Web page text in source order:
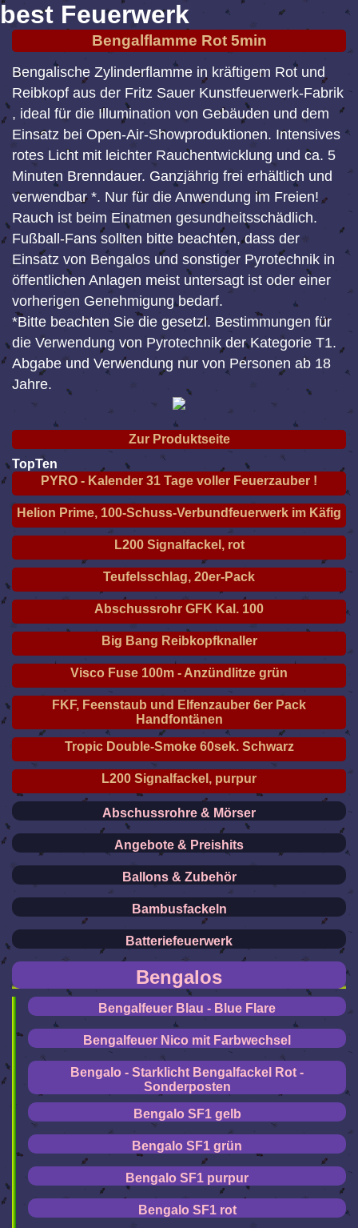
best Feuerwerk
Bengalflamme Rot 5min
Bengalische Zylinderflamme in kräftigem Rot und
Reibkopf aus der Fritz Sauer Kunstfeuerwerk-Fabrik
, ideal für die Illumination von Gebäuden und dem
Einsatz bei Open-Air-Showproduktionen. Intensives
rotes Licht mit leichter Rauchentwicklung und ca. 5
Minuten Brenndauer. Ganzjährig frei erhältlich und
verwendbar *. Nur für die Anwendung im Freien!
Rauch ist beim Einatmen gesundheitsschädlich.
Fußball-Fans sollten bitte beachten, dass der
Einsatz von Bengalos und sonstiger Pyrotechnik in
öffentlichen Anlagen meist untersagt ist oder einer
vorherigen Genehmigung bedarf.
*Bitte beachten Sie die gesetzl. Bestimmungen für
die Verwendung von Pyrotechnik der Kategorie T1.
Abgabe und Verwendung nur von Personen ab 18
Jahre.
Zur Produktseite
TopTen
PYRO - Kalender 31 Tage voller Feuerzauber !
Helion Prime, 100-Schuss-Verbundfeuerwerk im Käfig
L200 Signalfackel, rot
Teufelsschlag, 20er-Pack
Abschussrohr GFK Kal. 100
Big Bang Reibkopfknaller
Visco Fuse 100m - Anzündlitze grün
FKF, Feenstaub und Elfenzauber 6er Pack
Handfontänen
Tropic Double-Smoke 60sek. Schwarz
L200 Signalfackel, purpur
Abschussrohre & Mörser
Angebote & Preishits
Ballons & Zubehör
Bambusfackeln
Batteriefeuerwerk
Bengalos
Bengalfeuer Blau - Blue Flare
Bengalfeuer Nico mit Farbwechsel
Bengalo - Starklicht Bengalfackel Rot -
Sonderposten
Bengalo SF1 gelb
Bengalo SF1 grün
Bengalo SF1 purpur
Bengalo SF1 rot